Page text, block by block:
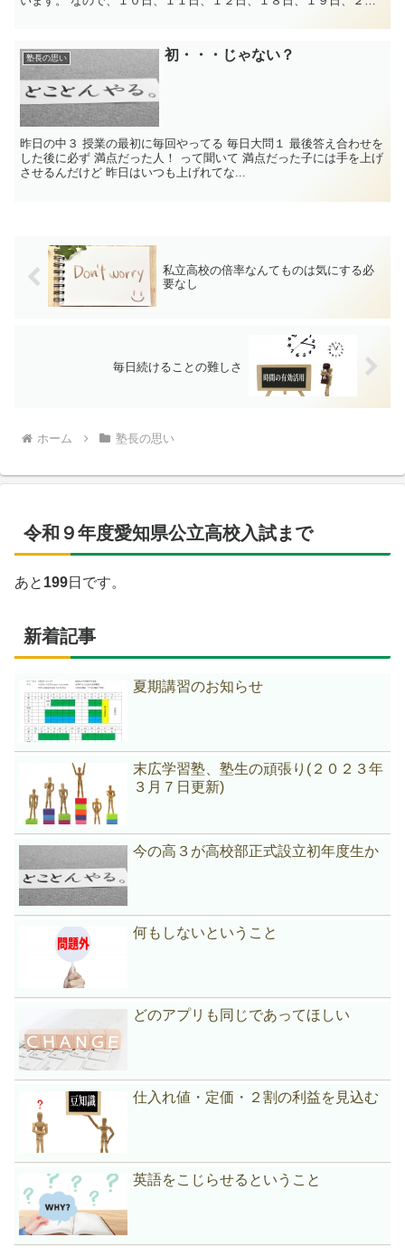
塾長の思い 初・・・じゃない？
昨日の中３ 授業の最初に毎回やってる 毎日大問１ 最後答え合わせを
した後に必ず 満点だった人！ って聞いて 満点だった子には手を上げ
させるんだけど 昨日はいつも上げれてな...
私立高校の倍率なんてものは気にする必
要なし
毎日続けることの難しさ
ホーム 塾長の思い
令和９年度愛知県公立高校入試まで
あと 199日です。
新着記事
夏期講習のお知らせ
末広学習塾、塾生の頑張り(２０２３年
３月７日更新)
今の高３が高校部正式設立初年度生か
何もしないということ
どのアプリも同じであってほしい
仕入れ値・定価・２割の利益を見込む
英語をこじらせるということ